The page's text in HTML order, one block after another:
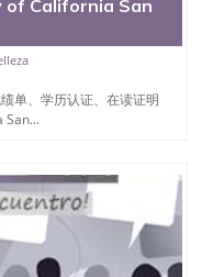
of California San
单、学历认证、在读证明
San...